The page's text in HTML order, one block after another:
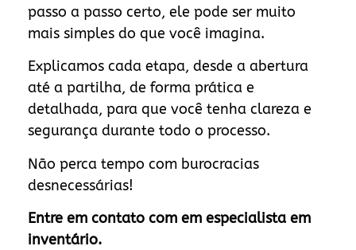
passo a passo certo, ele pode ser muito
mais simples do que você imagina.
Explicamos cada etapa, desde a abertura
até a partilha, de forma prática e
detalhada, para que você tenha clareza e
segurança durante todo o processo.
Não perca tempo com burocracias
desnecessárias!
Entre em contato com em especialista em
inventário.